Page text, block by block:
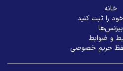
خانه
را ثبت کنید
بیزنس‌ها
و ضوابط
حریم خصوصی